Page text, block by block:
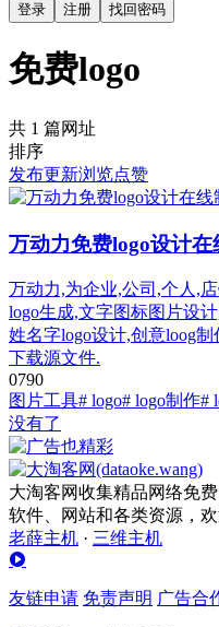
登录 注册 找回密码
免费logo
共 1 篇网址
排序
发布更新浏览点赞
万动力免费logo设计在
万动力,为企业,公司,个人,
logo生成,文字图标图片设
姓名字logo设计,创意loog
下载源文件.
0790
图片工具# logo# logo制作#
没有了
大淘客网收集精品网络免
软件、网站和各类资源，
老薛主机 · 三维主机
友链申请 免责声明 广告合